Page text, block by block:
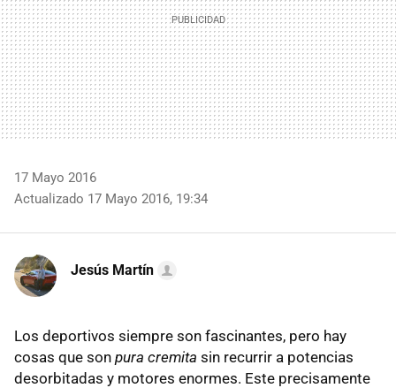
17 Mayo 2016
Actualizado 17 Mayo 2016, 19:34
Jesús Martín
Los deportivos siempre son fascinantes, pero hay
cosas que son pura cremita sin recurrir a potencias
desorbitadas y motores enormes. Este precisamente